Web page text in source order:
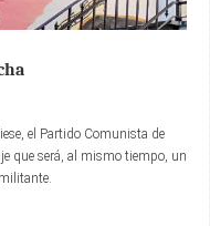
el Partido Comunista de
que será, al mismo tiempo, un